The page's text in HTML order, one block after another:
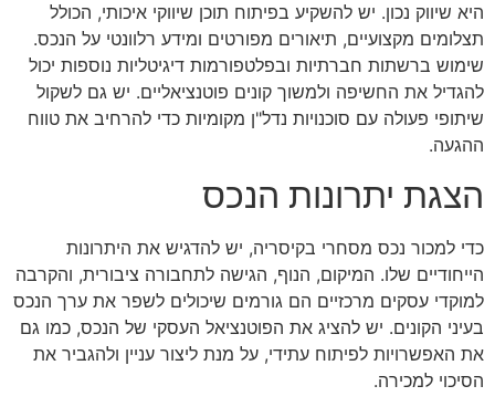
היא שיווק נכון. יש להשקיע בפיתוח תוכן שיווקי איכותי, הכולל
תצלומים מקצועיים, תיאורים מפורטים ומידע רלוונטי על הנכס.
שימוש ברשתות חברתיות ובפלטפורמות דיגיטליות נוספות יכול
להגדיל את החשיפה ולמשוך קונים פוטנציאליים. יש גם לשקול
שיתופי פעולה עם סוכנויות נדל"ן מקומיות כדי להרחיב את טווח
ההגעה.
הצגת יתרונות הנכס
כדי למכור נכס מסחרי בקיסריה, יש להדגיש את היתרונות
הייחודיים שלו. המיקום, הנוף, הגישה לתחבורה ציבורית, והקרבה
למוקדי עסקים מרכזיים הם גורמים שיכולים לשפר את ערך הנכס
בעיני הקונים. יש להציג את הפוטנציאל העסקי של הנכס, כמו גם
את האפשרויות לפיתוח עתידי, על מנת ליצור עניין ולהגביר את
הסיכוי למכירה.